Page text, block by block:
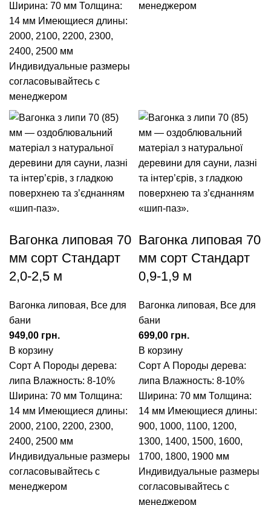
Ширина: 70 мм Толщина:
14 мм Имеющиеся длины:
2000, 2100, 2200, 2300,
2400, 2500 мм
Индивидуальные размеры
согласовывайтесь с
менеджером
менеджером
Вагонка липовая 70
мм сорт Стандарт
2,0-2,5 м
Вагонка липовая, Все для
бани
грн.
В корзину
Сорт А Породы дерева:
липа Влажность: 8-10%
Ширина: 70 мм Толщина:
14 мм Имеющиеся длины:
2000, 2100, 2200, 2300,
2400, 2500 мм
Индивидуальные размеры
согласовывайтесь с
менеджером
Вагонка липовая 70
мм сорт Стандарт
0,9-1,9 м
Вагонка липовая, Все для
бани
грн.
В корзину
Сорт А Породы дерева:
липа Влажность: 8-10%
Ширина: 70 мм Толщина:
14 мм Имеющиеся длины:
900, 1000, 1100, 1200,
1300, 1400, 1500, 1600,
1700, 1800, 1900 мм
Индивидуальные размеры
согласовывайтесь с
менеджером